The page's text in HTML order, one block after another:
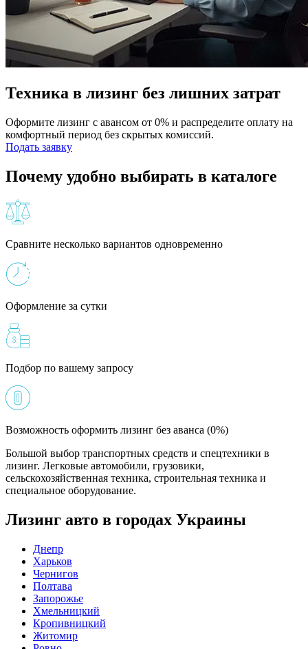
Техника в лизинг без лишних затрат
Оформите лизинг с авансом от 0% и распределите оплату на
комфортный период без скрытых комиссий.
Подать заявку
Почему удобно выбирать в каталоге
Сравните несколько вариантов одновременно
Оформление за сутки
Подбор по вашему запросу
Возможность оформить лизинг без аванса (0%)
Большой выбор транспортных средств и спецтехники в
лизинг. Легковые автомобили, грузовики,
сельскохозяйственная техника, строительная техника и
специальное оборудование.
Лизинг авто в городах Украины
Днепр
Харьков
Чернигов
Полтава
Запорожье
Хмельницкий
Кропивницкий
Житомир